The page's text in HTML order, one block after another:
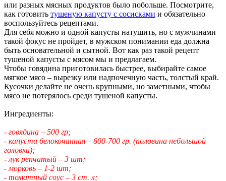
или разных мясных продуктов было побольше. Посмотрите,
как готовить тушеную капусту с сосисками и обязательно
воспользуйтесь рецептами.
Для себя можно и одной капусты натушить, но с мужчинами
такой фокус не пройдет, в мужском понимании еда должна
быть основательной и сытной. Вот как раз такой рецепт
тушеной капусты с мясом мы и предлагаем.
Чтобы говядина приготовилась быстрее, выбирайте самое
мягкое мясо – вырезку или надпочечную часть, толстый край.
Кусочки делайте не очень крупными, но заметными, чтобы
мясо не потерялось среди тушеной капусты.
Ингредиенты:
- говядина – 500 гр;
- капуста белокочанная – 600-700 гр. (половина небольшой
головки);
- лук репчатый – 3 шт;
- морковь – 1-2 шт;
- томатный соус – 3 ст. л;